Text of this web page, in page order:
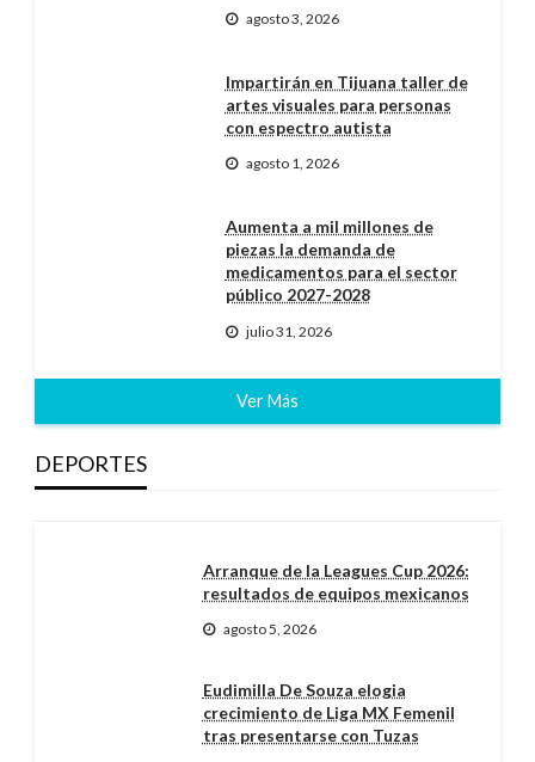
agosto 3, 2026
Impartirán en Tijuana taller de
artes visuales para personas
con espectro autista
agosto 1, 2026
Aumenta a mil millones de
piezas la demanda de
medicamentos para el sector
público 2027-2028
julio 31, 2026
Ver Más
DEPORTES
Arranque de la Leagues Cup 2026:
resultados de equipos mexicanos
agosto 5, 2026
Eudimilla De Souza elogia
crecimiento de Liga MX Femenil
tras presentarse con Tuzas